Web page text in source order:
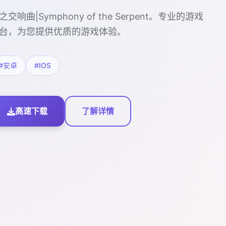
交响曲|Symphony of the Serpent。专业的游戏
，为您提供优质的游戏体验。
安卓 #IOS
高速下载 了解详情